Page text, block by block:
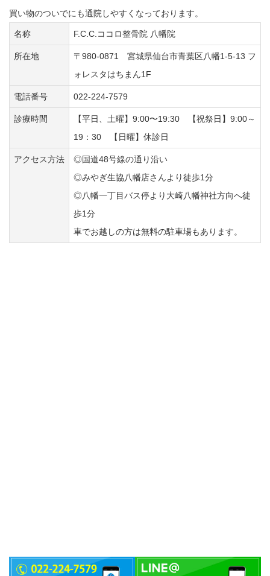
買い物のついでにも通院しやすくなっております。
名称 F.C.C.ココロ整骨院 八幡院
所在地
〒980-0871 宮城県仙台市青葉区八幡1-5-13 フ
ォレスタはちまん1F
電話番号 022-224-7579
診療時間
【平日、土曜】9:00〜19:30 【祝祭日】9:00～
19：30 【日曜】休診日
アクセス方法
◎国道48号線の通り沿い
◎みやぎ生協八幡店さんより徒歩1分
◎八幡一丁目バス停より大崎八幡神社方向へ徒
歩1分
車でお越しの方は無料の駐車場もあります。